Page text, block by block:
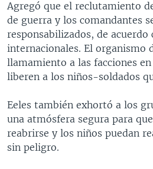
VENEZUELA
BRASIL
NICARAGUA
ECONOMÍA
ENTRETENIMIENTO Y CULTURA
TECNOLOGÍA
DEPORTES
MULTIMEDIA
VIDEOS
FOTOGRAFÍA
AUDIOS
PROGRAMAS TV
EL MUNDO AL DÍA
FORO INTERAMERICANO
LAS CLAVES
PANORAMA
RADIO
AVANCE INFORMATIVO
BUENOS DÍAS AMÉRICA
ESTADOS UNIDOS AL DÍA
DIRECT
Agregó que el reclutamiento
de guerra y los comandantes
responsabilizados, de acuerdo
internacionales. El organismo
llamamiento a las facciones
liberen a los niños-soldados
Eeles también exhortó a los
una atmósfera segura para
reabrirse y los niños puedan
sin peligro.